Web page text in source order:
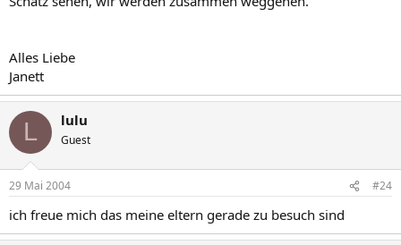
Alles Liebe
Janett
L lulu
Guest
29 Mai 2004 #24
ich freue mich das meine eltern gerade zu besuch sind